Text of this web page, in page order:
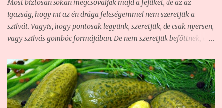
eltalált recepteket. Hajlandó vagyok kísérletezni is, így sokszor
itt-o...
Most biztosan sokan megcsóválják majd a fejüket, de az az
igazság, hogy mi az én drága feleségemmel nem szeretjük a
szilvát. Vagyis, hogy pontosak legyünk, szeretjük, de csak nyersen,
vagy szilvás gombóc formájában. De nem szeretjük befőttnek, és
nagyon készítünk. Azonban, mint említettem az előbb, a szilvás
gombócot bizony szeretjük. nem is kicsit, ezért aztán csak
eltettünk néhány üveg szilvabefőttet az idén, hogy biztosítsuk
majd a tölteléket a téli gombócokhoz... Azonban ha tehetjük, a